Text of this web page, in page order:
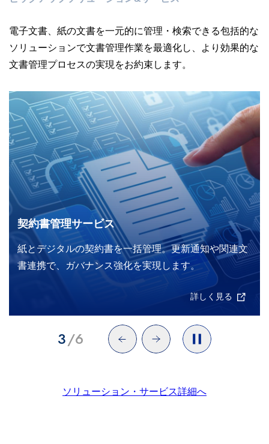
電子文書、紙の文書を一元的に管理・検索できる包括的な
ソリューションで文書管理作業を最適化し、
より効果的な
文書管理プロセスの実現をお約束します。
バリデーション業務支援サービス
バリデーション関連文書を整備・分類・検索可能に
し、監査・点検対応をスムーズかつ確実にサポートし
詳しく見る
4/6
ソリューション・サービス詳細へ